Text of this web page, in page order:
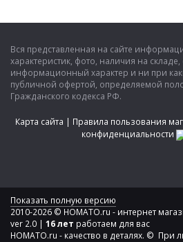
Вся представленная на сайте
характеристик, фото, наличия на
информационный характер и ни при
публичной офертой, определяемой
Гражданского кодекса РФ.
Карта сайта | Правила пользования
конфиденциальности
Показать полную версию
2010-2026 © HOMATO.ru - интернет
ver 2.0 | 16 лет работаем для вас
HOMATO.ru - качество в деталях. ©